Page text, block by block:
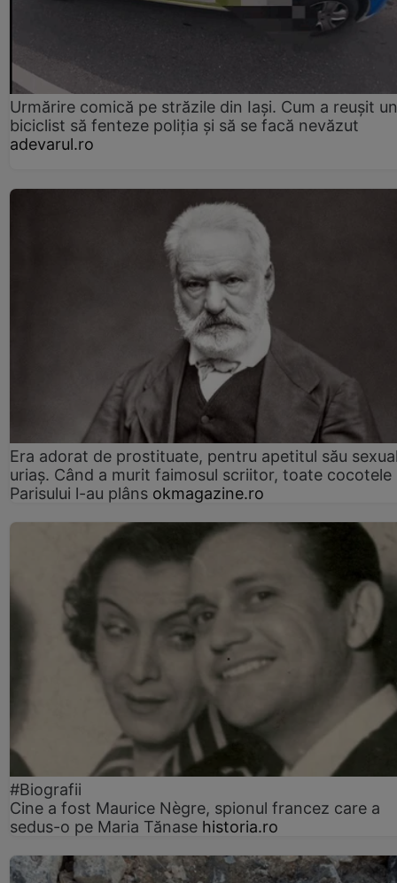
Urmărire comică pe străzile din Iași. Cum a reușit un
biciclist să fenteze poliția și să se facă nevăzut
adevarul.ro
Era adorat de prostituate, pentru apetitul său
uriaș. Când a murit faimosul scriitor, toate cocotele
Parisului l-au plâns okmagazine.ro
#Biografii
Cine a fost Maurice Nègre, spionul francez care a
sedus-o pe Maria Tănase historia.ro